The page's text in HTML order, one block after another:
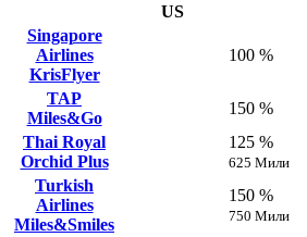
US
Singapore
Airlines
KrisFlyer
100 %
TAP
Miles&Go
150 %
Thai Royal
Orchid Plus
125 %
625 Мили
Turkish
Airlines
Miles&Smiles
150 %
750 Мили